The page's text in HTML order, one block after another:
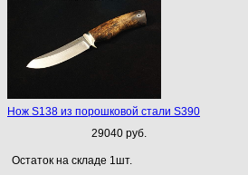
Нож S138 из порошковой стали S390
29040 руб.
Остаток на складе 1шт.